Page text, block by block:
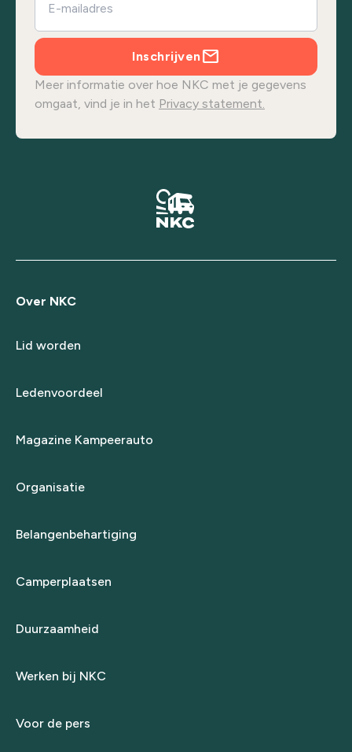
Inschrijven
Meer informatie over hoe NKC met je gegevens
omgaat, vind je in het Privacy statement.
Over NKC
Lid worden
Ledenvoordeel
Magazine Kampeerauto
Organisatie
Belangenbehartiging
Camperplaatsen
Duurzaamheid
Werken bij NKC
Voor de pers